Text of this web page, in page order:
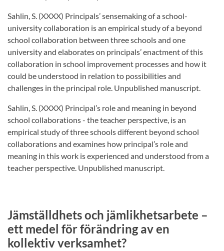
Sahlin, S. (XXXX) Principals’ sensemaking of a school-
university collaboration is an empirical study of a beyond
school collaboration between three schools and one
university and elaborates on principals’ enactment of this
collaboration in school improvement processes and how it
could be understood in relation to possibilities and
challenges in the principal role. Unpublished manuscript.
Sahlin, S. (XXXX) Principal’s role and meaning in beyond
school collaborations - the teacher perspective, is an
empirical study of three schools different beyond school
collaborations and examines how principal’s role and
meaning in this work is experienced and understood from a
teacher perspective. Unpublished manuscript.
Jämställdhets och jämlikhetsarbete –
ett medel för förändring av en
kollektiv verksamhet?